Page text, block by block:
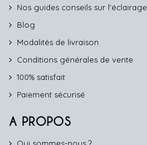
Nos guides conseils sur l'éclairage
Blog
Modalités de livraison
Conditions générales de vente
100% satisfait
Paiement sécurisé
A PROPOS